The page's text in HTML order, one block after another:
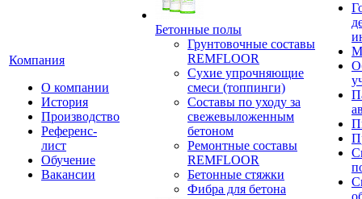
Компания
О компании
История
Производство
Референс-
лист
Обучение
Вакансии
Бетонные полы
Грунтовочные составы
REMFLOOR
Сухие упрочняющие
смеси (топпинги)
Составы по уходу за
свежевыложенным
бетоном
Ремонтные составы
REMFLOOR
Бетонные стяжки
Фибра для бетона